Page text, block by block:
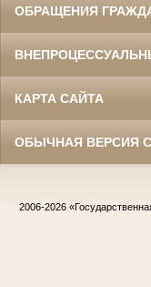
ОБРАЩЕНИЯ
КАРТА САЙТА
ОБЫЧНАЯ ВЕРСИЯ
2006-2026